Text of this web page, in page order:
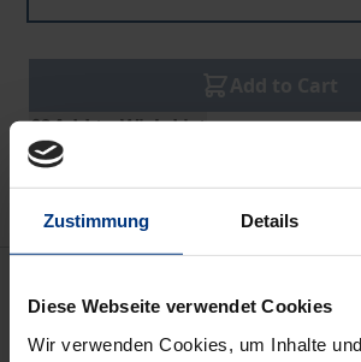
Zustimmung Details
Diese Webseite verwendet Cookies
Wir verwenden Cookies, um Inhalte
Add to Wish List
Delivery cost notice
Die nukleare Abrüstung der